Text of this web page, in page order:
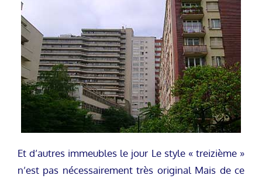
Et d’autres immeubles le jour Le style « treizième »
n’est pas nécessairement très original Mais de ce